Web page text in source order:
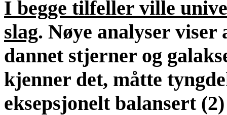
I begge tilfeller ville
slag. Nøye analyser
dannet stjerner og
kjenner det, måtte
eksepsjonelt balansert